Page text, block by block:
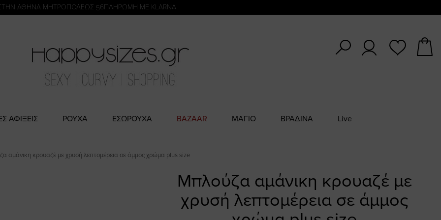
ΑΘΗΝΑ ΜΗΤΡΟΠΟΛΕΩΣ 56ΠΛΗΡΩΜΗ ΜΕ KLARNA
ΑΦΙΞΕΙΣ ΡΟΥΧΑ ΕΣΩΡΟΥΧΑ BAZAAR ΜΑΓΙΟ ΒΡΑΔΙΝΑ Live
αμάνικη κρουαζέ με χρυσή λεπτομέρεια σε άμμος χρώμα plus size
Μπλούζα αμάνικη κρουαζέ με
χρυσή λεπτομέρεια σε άμμος